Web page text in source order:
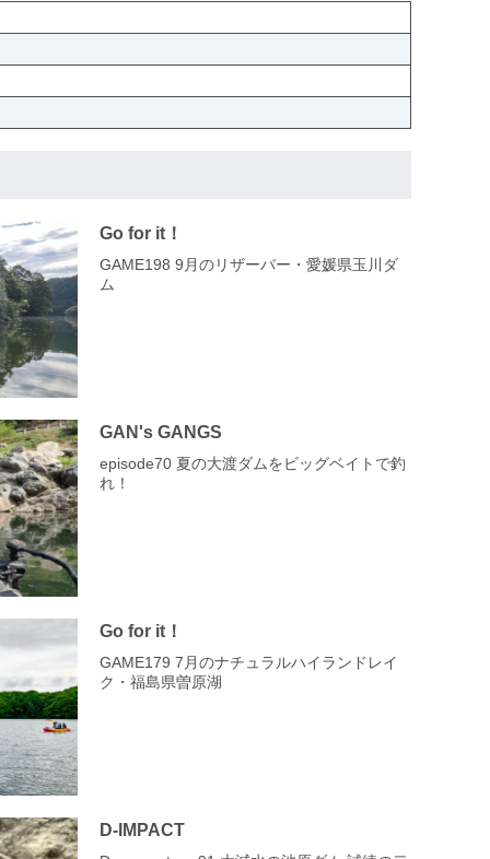
Go for it！
GAME198 9月のリザーバー・愛媛県玉川ダ
ム
GAN's GANGS
episode70 夏の大渡ダムをビッグベイトで釣
れ！
Go for it！
GAME179 7月のナチュラルハイランドレイ
ク・福島県曽原湖
D-IMPACT